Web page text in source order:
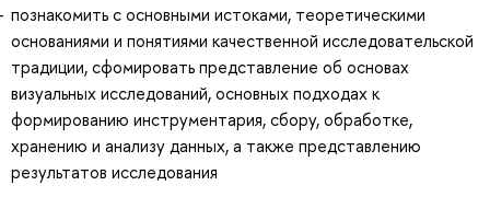
познакомить с основными истоками, теоретическими
основаниями и понятиями качественной исследовательской
традиции, сфомировать представление об основах
визуальных исследований, основных подходах к
формированию инструментария, сбору, обработке,
хранению и анализу данных, а также представлению
результатов исследования